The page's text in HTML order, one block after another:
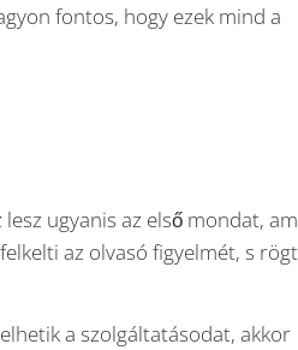
fontos, hogy ezek mind a
ugyanis az első mondat,
az olvasó figyelmét, s
a szolgáltatásodat, akkor